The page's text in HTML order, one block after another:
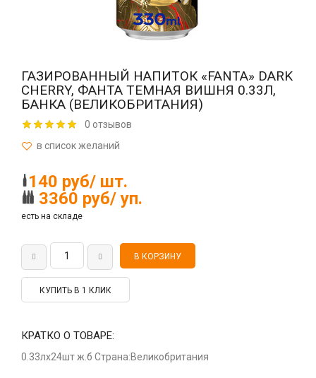
ГАЗИРОВАННЫЙ НАПИТОК «FANTA» DARK
CHERRY, ФАНТА ТЕМНАЯ ВИШНЯ 0.33Л,
БАНКА (ВЕЛИКОБРИТАНИЯ)
0 отзывов
140 руб/ шт.
3360 руб/ уп.
есть на складе
КУПИТЬ В 1 КЛИК
КРАТКО О ТОВАРЕ:
0.33лх24шт ж.б Страна:Великобритания